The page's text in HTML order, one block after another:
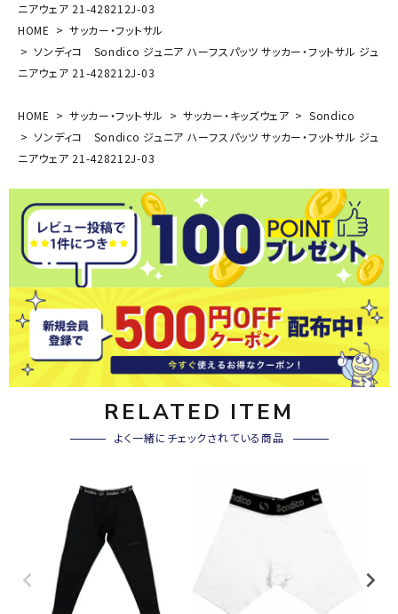
ニアウェア 21-428212J-03
HOME
サッカー・フットサル
ソンディコ Sondico ジュニア ハーフスパッツ サッカー・フットサル ジュ
ニアウェア 21-428212J-03
HOME サッカー・フットサル サッカー・キッズウェア
Sondico
ソンディコ Sondico ジュニア ハーフスパッツ サッカー・フットサル ジュ
ニアウェア 21-428212J-03
RELATED ITEM
よく一緒にチェックされている商品